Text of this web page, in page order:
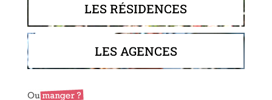
LES RÉSIDENCES
LES AGENCES